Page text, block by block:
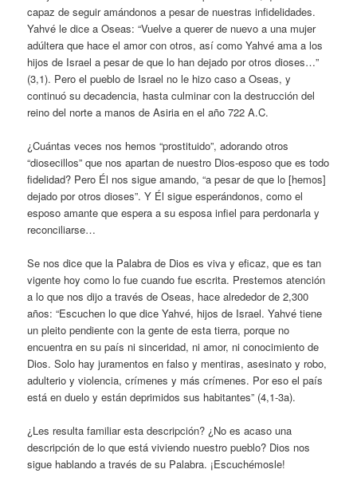
capaz de seguir amándonos a pesar de nuestras infidelidades.
Yahvé le dice a Oseas: “Vuelve a querer de nuevo a una mujer
adúltera que hace el amor con otros, así como Yahvé ama a los
hijos de Israel a pesar de que lo han dejado por otros dioses…”
(3,1). Pero el pueblo de Israel no le hizo caso a Oseas, y
continuó su decadencia, hasta culminar con la destrucción del
reino del norte a manos de Asiria en el año 722 A.C.
¿Cuántas veces nos hemos “prostituido”, adorando otros
“diosecillos” que nos apartan de nuestro Dios-esposo que es todo
fidelidad? Pero Él nos sigue amando, “a pesar de que lo [hemos]
dejado por otros dioses”. Y Él sigue esperándonos, como el
esposo amante que espera a su esposa infiel para perdonarla y
reconciliarse…
Se nos dice que la Palabra de Dios es viva y eficaz, que es tan
vigente hoy como lo fue cuando fue escrita. Prestemos atención
a lo que nos dijo a través de Oseas, hace alrededor de 2,300
años: “Escuchen lo que dice Yahvé, hijos de Israel. Yahvé tiene
un pleito pendiente con la gente de esta tierra, porque no
encuentra en su país ni sinceridad, ni amor, ni conocimiento de
Dios. Solo hay juramentos en falso y mentiras, asesinato y robo,
adulterio y violencia, crímenes y más crímenes. Por eso el país
está en duelo y están deprimidos sus habitantes” (4,1-3a).
¿Les resulta familiar esta descripción? ¿No es acaso una
descripción de lo que está viviendo nuestro pueblo? Dios nos
sigue hablando a través de su Palabra. ¡Escuchémosle!